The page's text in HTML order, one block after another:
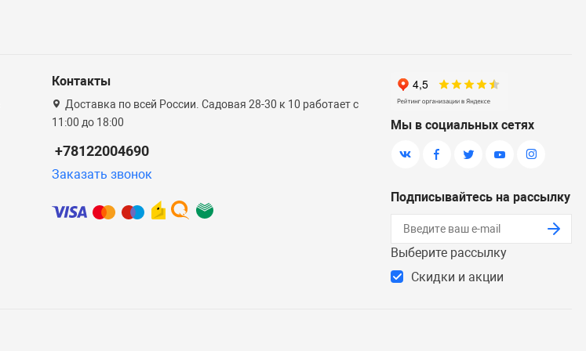
Контакты
Доставка по всей России. Садовая 28-30 к 10 работает с
11:00 до 18:00
+78122004690
Заказать звонок
Мы в социальных сетях
Подписывайтесь на рассылку
Выберите рассылку
Скидки и акции